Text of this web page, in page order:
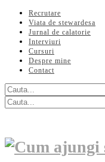
Recrutare
Viata de stewardesa
Jurnal de calatorie
Interviuri
Cursuri
Despre mine
Contact